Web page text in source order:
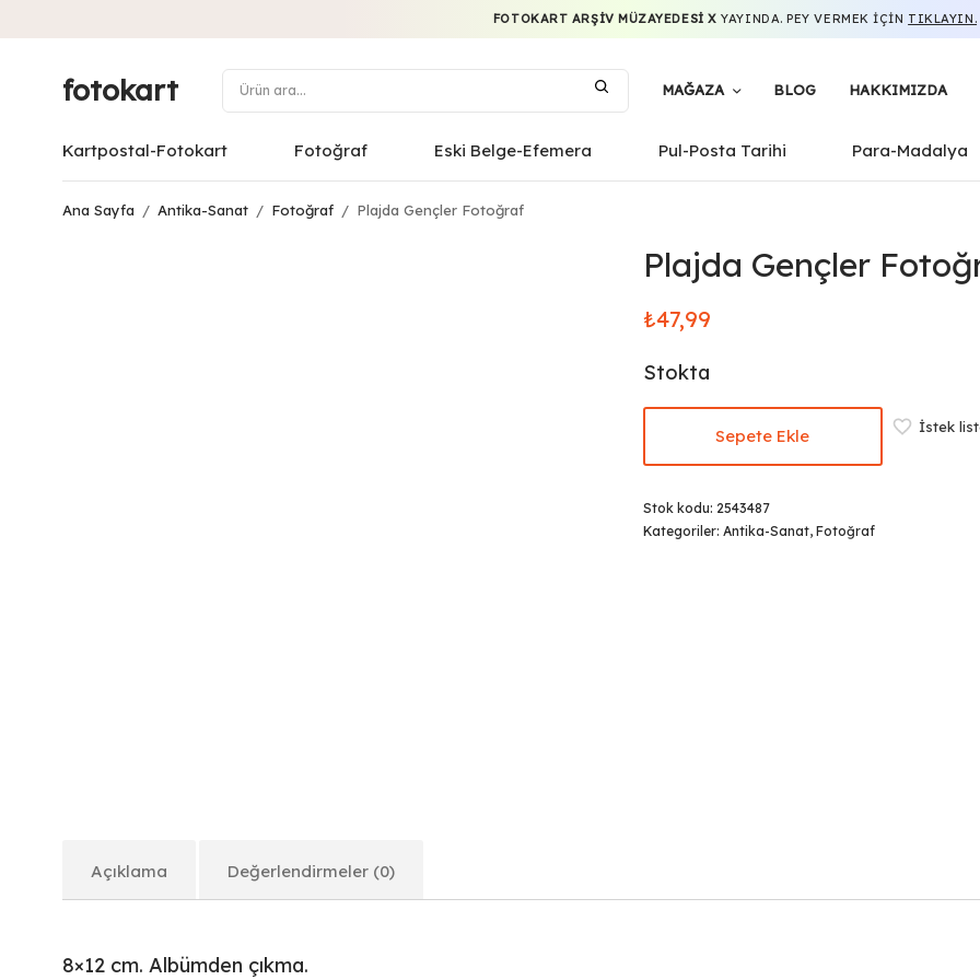
FOTOKART ARŞIV MÜZAYEDESI X YAYINDA. PEY VERMEK IÇIN TIKLAYIN.
fotokart MAĞAZA BLOG HAKKIMIZDA
Kartpostal-Fotokart Fotoğraf Eski Belge-Efemera Pul-Posta Tarihi Para-Madalya
Ana Sayfa / Antika-Sanat / Fotoğraf / Plajda Gençler Fotoğraf
Plajda Gençler
₺47,99
Stokta
Sepete Ekle İstek
Stok kodu: 2543487
Kategoriler: Antika-Sanat, Fotoğraf
Açıklama Değerlendirmeler (0)
8×12 cm. Albümden çıkma.